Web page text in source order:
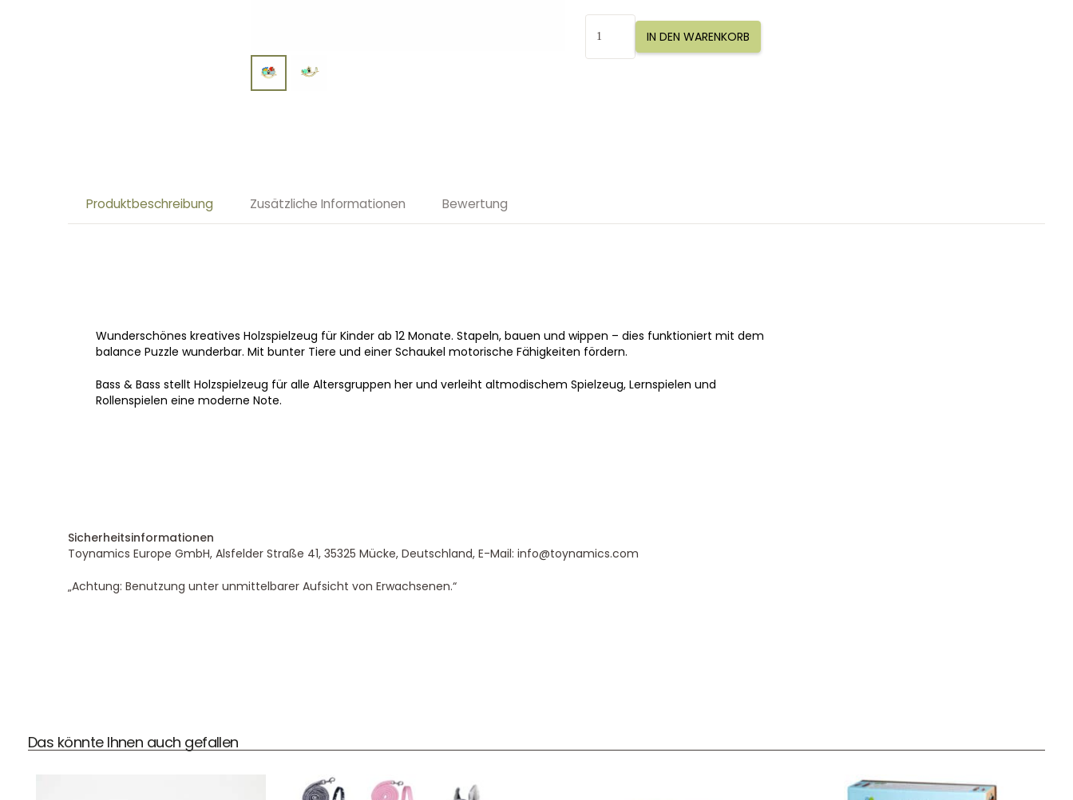
Puzzle
Arche
IN DEN WARENKORB
Produktbeschreibung Zusätzliche Informationen Bewertung
Wunderschönes kreatives Holzspielzeug für Kinder ab 12 Monate. Stapeln, bauen und wippen – dies funktioniert mit dem
balance Puzzle wunderbar. Mit bunter Tiere und einer Schaukel motorische Fähigkeiten fördern.
Bass & Bass stellt Holzspielzeug für alle Altersgruppen her und verleiht altmodischem Spielzeug, Lernspielen und
Rollenspielen eine moderne Note.
Sicherheitsinformationen
Toynamics Europe GmbH, Alsfelder Straße 41, 35325 Mücke, Deutschland, E-Mail: info@toynamics.com
„Achtung: Benutzung unter unmittelbarer Aufsicht von Erwachsenen.“
Das könnte Ihnen auch gefallen